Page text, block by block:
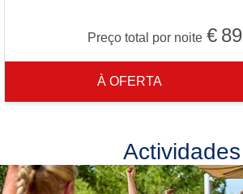
Preço total por noite € 89
À OFERTA
Actividades